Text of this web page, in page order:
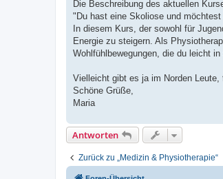
Die Beschreibung des aktuellen
"Du hast eine Skoliose und
In diesem Kurs, der sowohl für
Energie zu steigern. Als
Wohlfühlbewegungen, die du leicht
Vielleicht gibt es ja im Norden
Schöne Grüße,
Maria
Antworten
Zurück zu „Medizin & Physiotherapie“